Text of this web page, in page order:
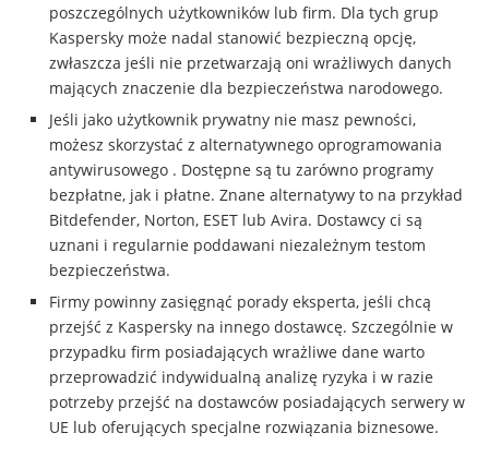
poszczególnych użytkowników lub firm. Dla tych grup
Kaspersky może nadal stanowić bezpieczną opcję,
zwłaszcza jeśli nie przetwarzają oni wrażliwych danych
mających znaczenie dla bezpieczeństwa narodowego.
Jeśli jako użytkownik prywatny nie masz pewności,
możesz skorzystać z alternatywnego oprogramowania
antywirusowego . Dostępne są tu zarówno programy
bezpłatne, jak i płatne. Znane alternatywy to na przykład
Bitdefender, Norton, ESET lub Avira. Dostawcy ci są
uznani i regularnie poddawani niezależnym testom
bezpieczeństwa.
Firmy powinny zasięgnąć porady eksperta, jeśli chcą
przejść z Kaspersky na innego dostawcę. Szczególnie w
przypadku firm posiadających wrażliwe dane warto
przeprowadzić indywidualną analizę ryzyka i w razie
potrzeby przejść na dostawców posiadających serwery w
UE lub oferujących specjalne rozwiązania biznesowe.